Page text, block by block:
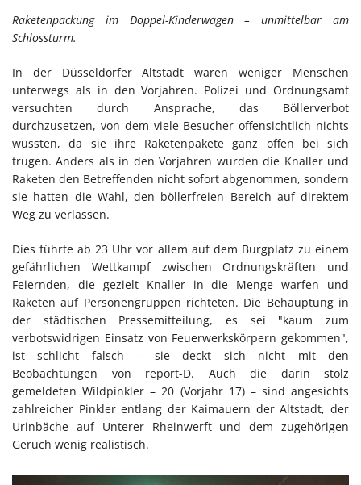
Raketenpackung im Doppel-Kinderwagen – unmittelbar am
Schlossturm.
In der Düsseldorfer Altstadt waren weniger Menschen
unterwegs als in den Vorjahren. Polizei und Ordnungsamt
versuchten durch Ansprache, das Böllerverbot
durchzusetzen, von dem viele Besucher offensichtlich nichts
wussten, da sie ihre Raketenpakete ganz offen bei sich
trugen. Anders als in den Vorjahren wurden die Knaller und
Raketen den Betreffenden nicht sofort abgenommen, sondern
sie hatten die Wahl, den böllerfreien Bereich auf direktem
Weg zu verlassen.
Dies führte ab 23 Uhr vor allem auf dem Burgplatz zu einem
gefährlichen Wettkampf zwischen Ordnungskräften und
Feiernden, die gezielt Knaller in die Menge warfen und
Raketen auf Personengruppen richteten. Die Behauptung in
der städtischen Pressemitteilung, es sei "kaum zum
verbotswidrigen Einsatz von Feuerwerkskörpern gekommen",
ist schlicht falsch – sie deckt sich nicht mit den
Beobachtungen von report-D. Auch die darin stolz
gemeldeten Wildpinkler – 20 (Vorjahr 17) – sind angesichts
zahlreicher Pinkler entlang der Kaimauern der Altstadt, der
Urinbäche auf Unterer Rheinwerft und dem zugehörigen
Geruch wenig realistisch.